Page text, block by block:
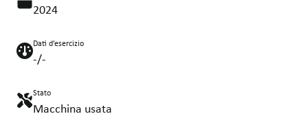
2024
Dati d’esercizio
-/-
Stato
Macchina usata